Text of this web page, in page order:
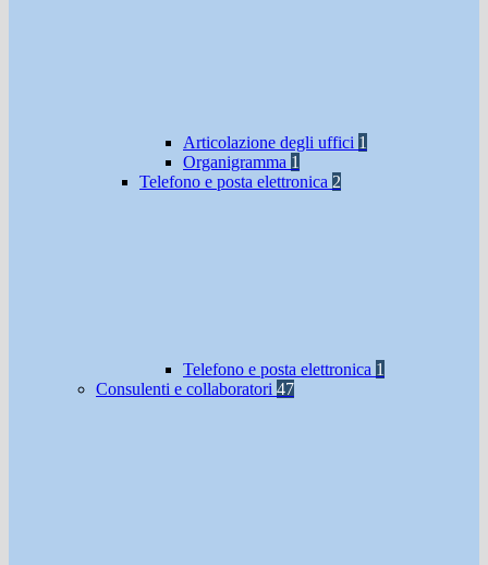
Articolazione degli uffici 1
Organigramma 1
Telefono e posta elettronica 2
Telefono e posta elettronica 1
Consulenti e collaboratori 47